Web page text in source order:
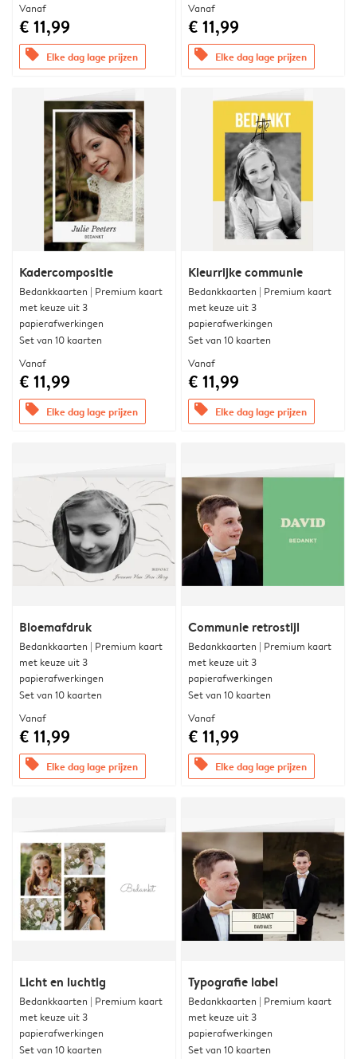
Vanaf
€ 11,99
offers Elke dag lage prijzen
Vanaf
€ 11,99
offers Elke dag lage prijzen
Kadercompositie
Bedankkaarten | Premium kaart
met keuze uit 3
papierafwerkingen
Set van 10 kaarten
Vanaf
€ 11,99
offers Elke dag lage prijzen
Kleurrijke communie
Bedankkaarten | Premium kaart
met keuze uit 3
papierafwerkingen
Set van 10 kaarten
Vanaf
€ 11,99
offers Elke dag lage prijzen
Bloemafdruk
Bedankkaarten | Premium kaart
met keuze uit 3
papierafwerkingen
Set van 10 kaarten
Vanaf
€ 11,99
offers Elke dag lage prijzen
Communie retrostijl
Bedankkaarten | Premium kaart
met keuze uit 3
papierafwerkingen
Set van 10 kaarten
Vanaf
€ 11,99
offers Elke dag lage prijzen
Licht en luchtig
Bedankkaarten | Premium kaart
met keuze uit 3
papierafwerkingen
Set van 10 kaarten
Typografie label
Bedankkaarten | Premium kaart
met keuze uit 3
papierafwerkingen
Set van 10 kaarten